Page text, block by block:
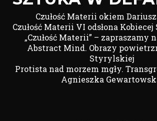
Czułość Materii okiem
Czułość Materii VI odsłona
„Czułość Materii” – zapraszamy
Abstract Mind. Obrazy
Styrylskiej
Protista nad morzem mgły.
Agnieszka